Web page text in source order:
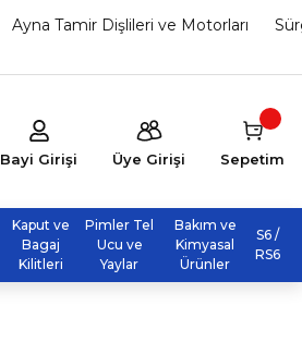
Ayna Tamir Dişlileri ve Motorları
Bayi Girişi Üye Girişi Sepetim
Kaput ve
Bagaj
Kilitleri
Pimler Tel
Ucu ve
Yaylar
Bakım ve
Kimyasal
Ürünler
S6 /
RS6